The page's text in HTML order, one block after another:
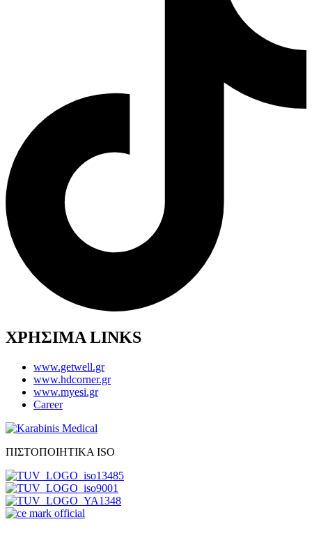
ΧΡΗΣΙΜΑ LINKS
www.getwell.gr
www.hdcorner.gr
www.myesi.gr
Career
ΠΙΣΤΟΠΟΙΗΤΙΚΑ ISO